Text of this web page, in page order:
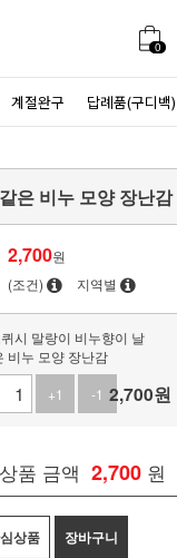
0
계절완구 답례품(구디백)
은 비누 모양 장난감
2,700원
(조건) 지역별
시 말랑이 비누향이 날
비누 모양 장난감
+1
-1 2,700원
품 금액 2,700 원
상품 장바구니